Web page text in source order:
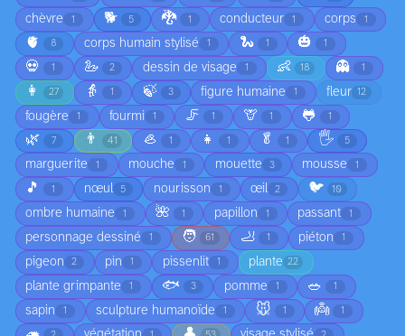
chèvre 1 🐕 5 🐉 1 conducteur 1 corps 1
🫀 8 corps humain stylisé 1 🐍 1 🎃 1
💀 1 🦢 2 dessin de visage 1 👶 18 👻 1
👩 27 👵 1 🍃 3 figure humaine 1 fleur 12
fougère 1 fourmi 1 🦵 1 🦒 1 🐸 1
🌿 7 👨 41 🦪 1 👧 1 🥬 1 🖐️ 5
marguerite 1 mouche 1 mouette 3 mousse 1
🎵 1 nœul 5 nourisson 1 œil 2 🐦 10
ombre humaine 1 🌺 1 papillon 1 passant 1
personnage dessiné 1 🧑 61 🦶 1 piéton 1
pigeon 2 pin 1 pissenlit 1 plante 22
plante grimpante 1 🐟 3 pomme 1 🥗 1
sapin 1 sculpture humanoïde 1 🐭 1 👼 1